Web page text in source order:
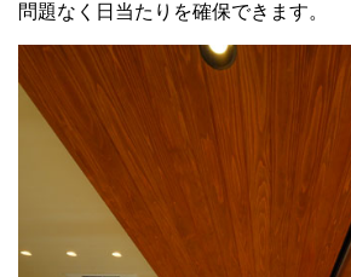
問題なく日当たりを確保できます。